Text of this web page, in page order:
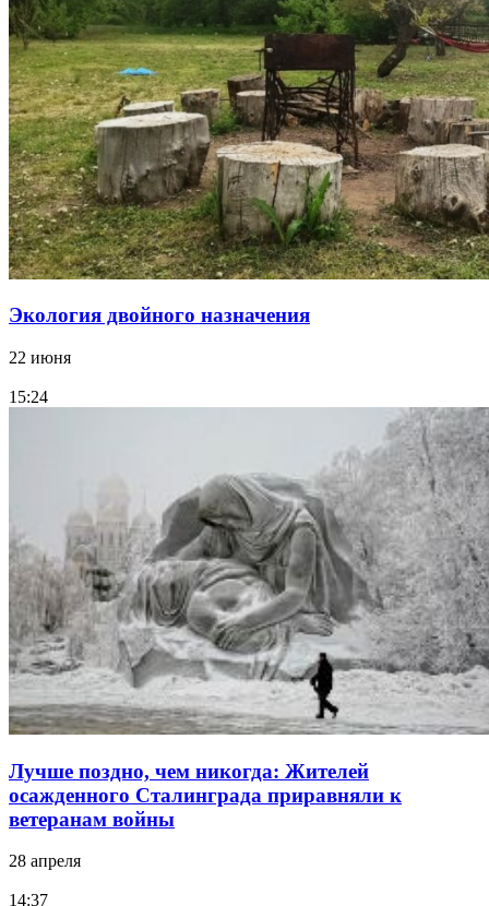
Экология двойного назначения
22 июня
15:24
Лучше поздно, чем никогда: Жителей
осажденного Сталинграда приравняли к
ветеранам войны
28 апреля
14:37